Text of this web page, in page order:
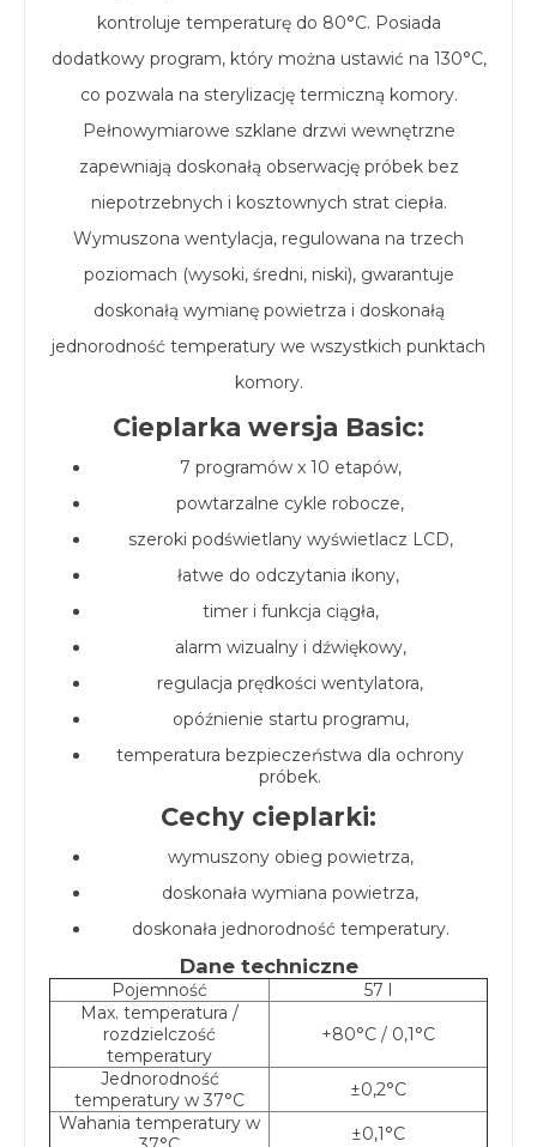
kontroluje temperaturę do 80°C. Posiada
dodatkowy program, który można ustawić na 130°C,
co pozwala na sterylizację termiczną komory.
Pełnowymiarowe szklane drzwi wewnętrzne
zapewniają doskonałą obserwację próbek bez
niepotrzebnych i kosztownych strat ciepła.
Wymuszona wentylacja, regulowana na trzech
poziomach (wysoki, średni, niski), gwarantuje
doskonałą wymianę powietrza i doskonałą
jednorodność temperatury we wszystkich punktach
komory.
Cieplarka wersja Basic:
7 programów x 10 etapów,
powtarzalne cykle robocze,
szeroki podświetlany wyświetlacz LCD,
łatwe do odczytania ikony,
timer i funkcja ciągła,
alarm wizualny i dźwiękowy,
regulacja prędkości wentylatora,
opóźnienie startu programu,
temperatura bezpieczeństwa dla ochrony
próbek.
Cechy cieplarki:
wymuszony obieg powietrza,
doskonała wymiana powietrza,
doskonała jednorodność temperatury.
Dane techniczne
Pojemność
57 l
Max. temperatura /
rozdzielczość
temperatury
+80°C / 0,1°C
Jednorodność
temperatury w 37°C
±0,2°C
Wahania temperatury w
±0,1°C